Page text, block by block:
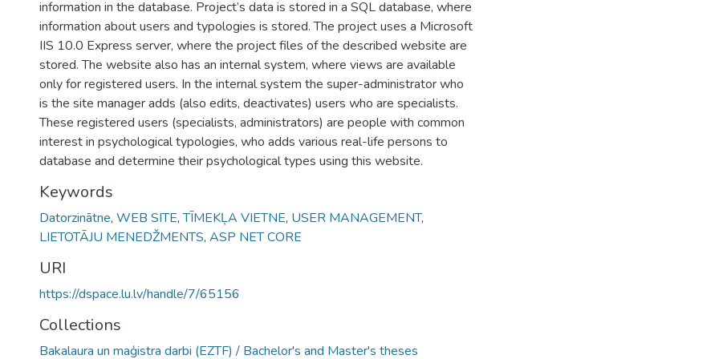
information in the database. Project’s data is stored in a SQL database, where
information about users and typologies is stored. The project uses a Microsoft
IIS 10.0 Express server, where the project files of the described website are
stored. The website also has an internal system, where views are available
only for registered users. In the internal system the super-administrator who
is the site manager adds (also edits, deactivates) users who are specialists.
These registered users (specialists, administrators) are people with common
interest in psychological typologies, who adds various real-life persons to
database and determine their psychological types using this website.
Keywords
Datorzinātne, WEB SITE,TĪMEKĻA VIETNE, USER MANAGEMENT,
LIETOTĀJU MENEDŽMENTS, ASP NET CORE
URI
https://dspace.lu.lv/handle/7/65156
Collections
Bakalaura un maģistra darbi (EZTF) / Bachelor's and Master's theses